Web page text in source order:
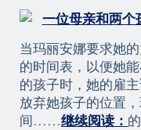
当玛丽安娜要求她
的时间表，以便她
的孩子时，她的雇
放弃她孩子的位置
间......继续阅读： 旧